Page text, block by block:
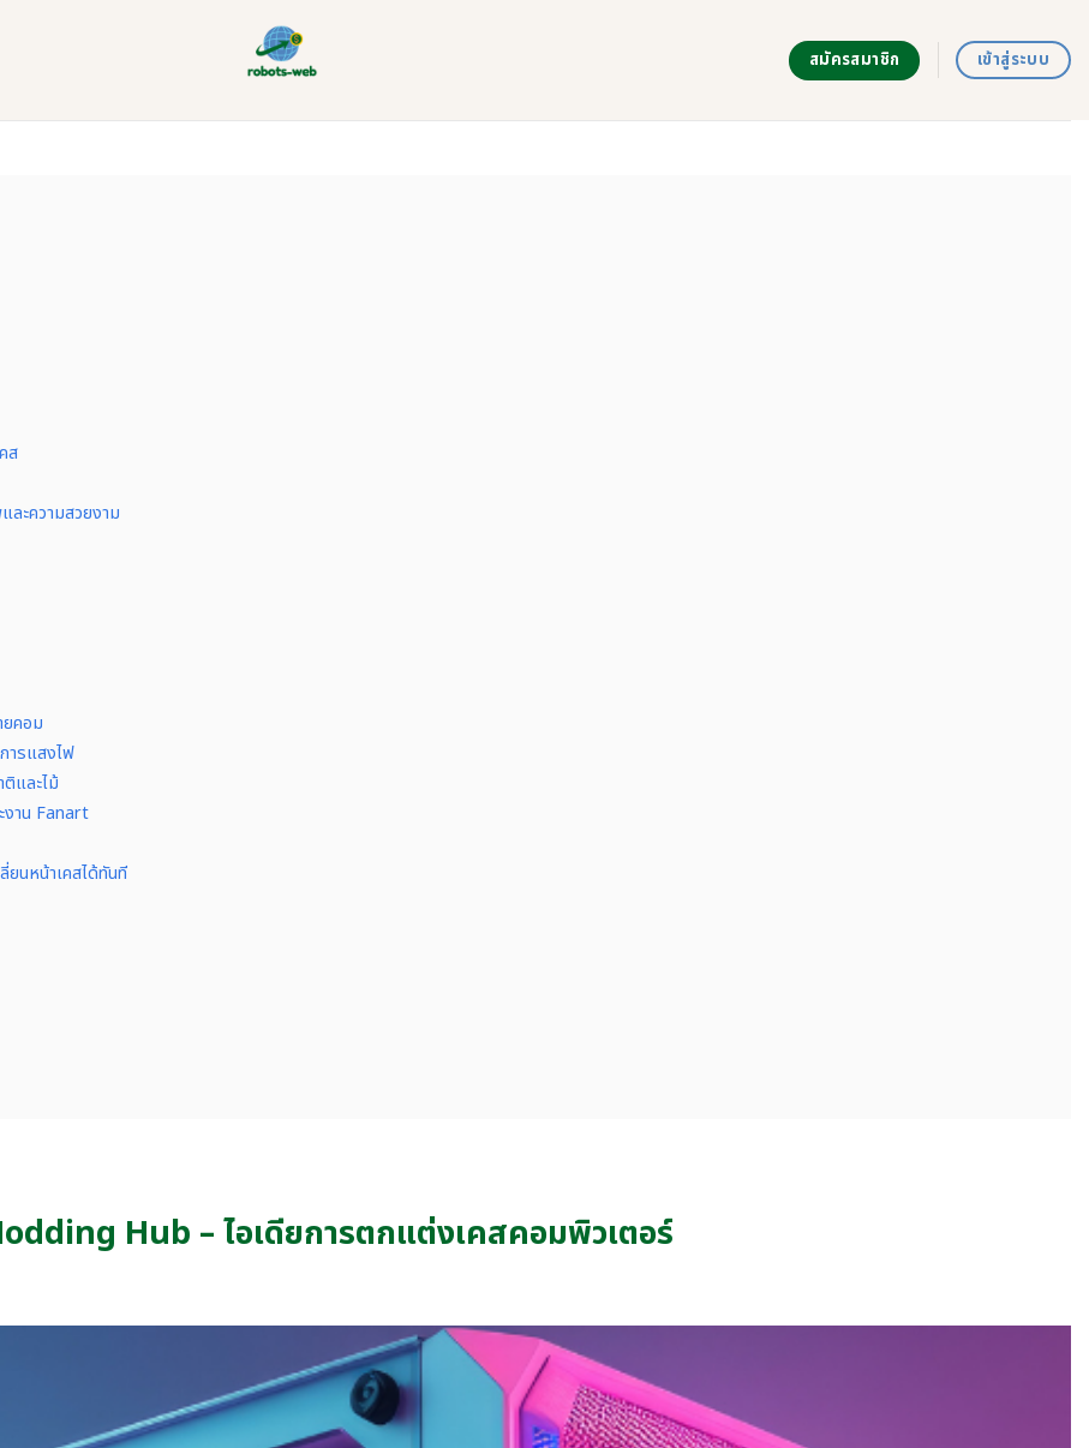
สมัครสมาชิก เข้าสู่ระบบ
ส
ะความสวยงาม
คอม
ารแสงไฟ
และไม้
าน Fanart
นหน้าเคสได้ทันที
Hub – ไอเดียการตกแต่งเคสคอมพิวเตอร์